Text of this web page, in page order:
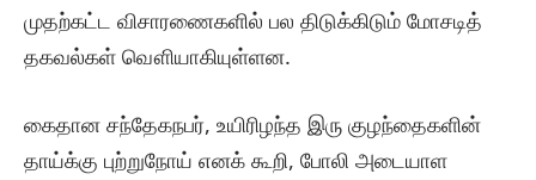
முதற்கட்ட விசாரணைகளில் பல திடுக்கிடும் மோசடித்
தகவல்கள் வௌியாகியுள்ளன.
கைதான சந்தேகநபர், உயிரிழந்த இரு குழந்தைகளின்
தாய்க்கு புற்றுநோய் எனக் கூறி, போலி அடையாள